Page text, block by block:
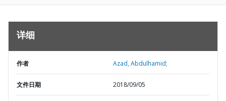
详细
作者 Azad, Abdulhamid;
文件日期 2018/09/05